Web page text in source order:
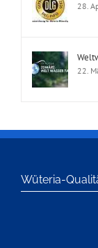
28.
22.
Wüteria-